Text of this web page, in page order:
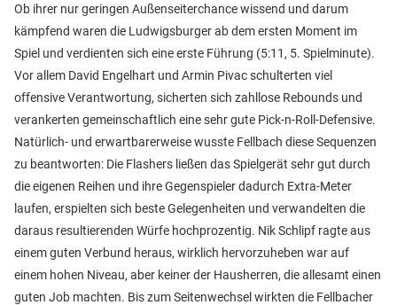
Ob ihrer nur geringen Außenseiterchance wissend und darum
kämpfend waren die Ludwigsburger ab dem ersten Moment im
Spiel und verdienten sich eine erste Führung (5:11, 5. Spielminute).
Vor allem David Engelhart und Armin Pivac schulterten viel
offensive Verantwortung, sicherten sich zahllose Rebounds und
verankerten gemeinschaftlich eine sehr gute Pick-n-Roll-Defensive.
Natürlich- und erwartbarerweise wusste Fellbach diese Sequenzen
zu beantworten: Die Flashers ließen das Spielgerät sehr gut durch
die eigenen Reihen und ihre Gegenspieler dadurch Extra-Meter
laufen, erspielten sich beste Gelegenheiten und verwandelten die
daraus resultierenden Würfe hochprozentig. Nik Schlipf ragte aus
einem guten Verbund heraus, wirklich hervorzuheben war auf
einem hohen Niveau, aber keiner der Hausherren, die allesamt einen
guten Job machten. Bis zum Seitenwechsel wirkten die Fellbacher